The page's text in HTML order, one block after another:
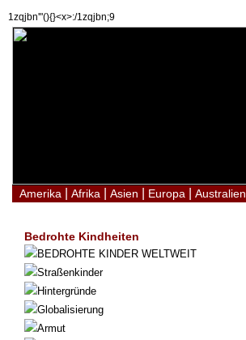
1zqjbn'"(){}<x>:/1zqjbn;9
Amerika Afrika Asien Europa Australien
Bedrohte Kindheiten
BEDROHTE KINDER WELTWEIT
Straßenkinder
Hintergründe
Globalisierung
Armut